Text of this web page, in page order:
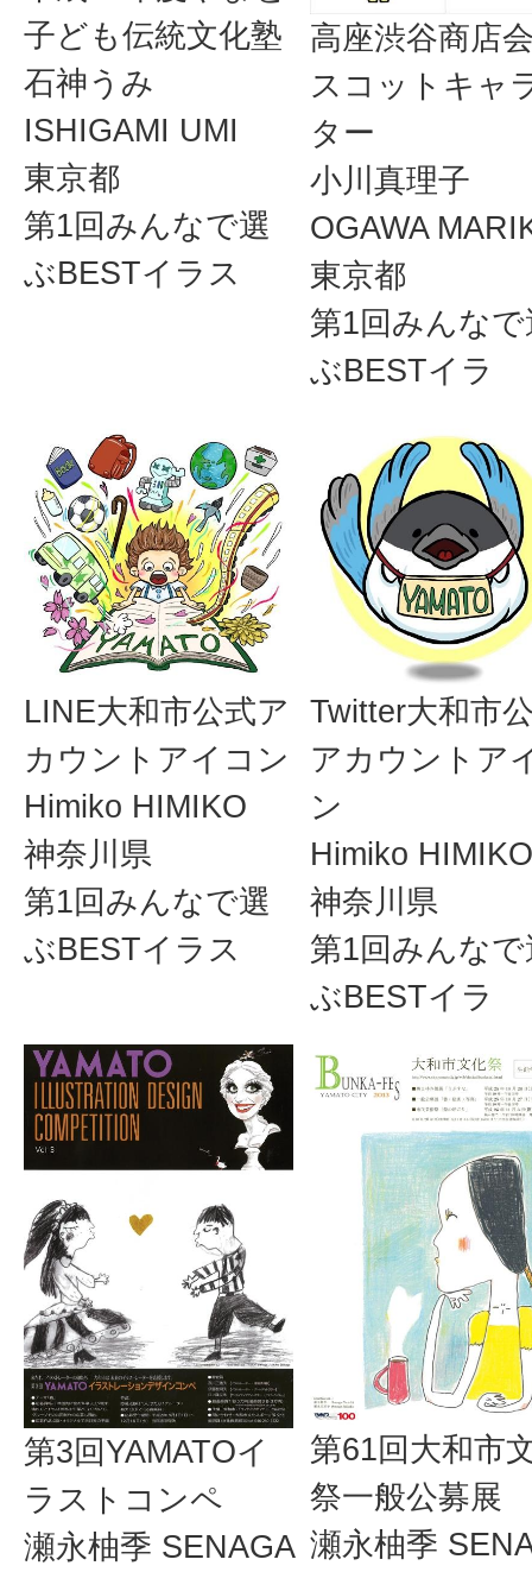
子ども伝統文化塾
石神うみ
ISHIGAMI UMI
東京都
第1回みんなで選
ぶBESTイラス
高座渋谷商店
スコットキャ
ター
小川真理子
OGAWA
東京都
第1回みんなで
ぶBESTイラ
LINE大和市公式ア
カウントアイコン
Himiko HIMIKO
神奈川県
第1回みんなで選
ぶBESTイラス
Twitter大和市
アカウントア
ン
Himiko
神奈川県
第1回みんなで
ぶBESTイラ
第3回YAMATOイ
ラストコンペ
瀬永柚季 SENAGA
第61回大和市
祭一般公募展
瀬永柚季